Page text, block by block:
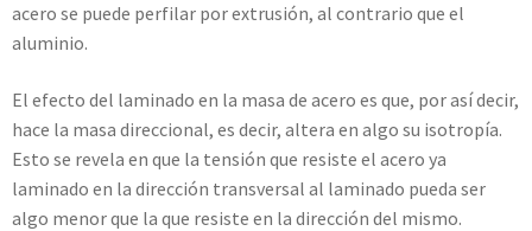
acero se puede perfilar por extrusión, al contrario que el
aluminio.
El efecto del laminado en la masa de acero es que, por así decir,
hace la masa direccional, es decir, altera en algo su isotropía.
Esto se revela en que la tensión que resiste el acero ya
laminado en la dirección transversal al laminado pueda ser
algo menor que la que resiste en la dirección del mismo.